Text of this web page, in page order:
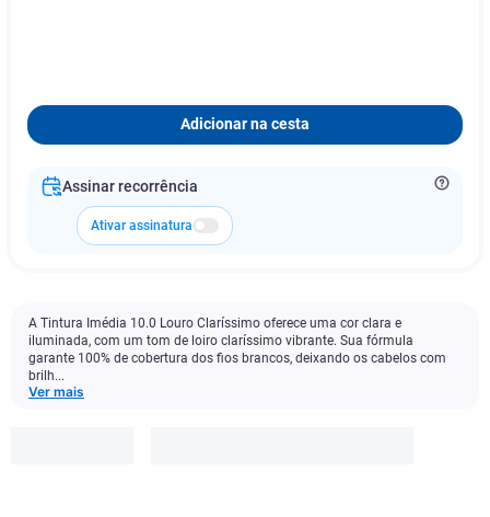
Adicionar na cesta
Assinar recorrência
Ativar assinatura
A Tintura Imédia 10.0 Louro Claríssimo oferece uma cor clara e
iluminada, com um tom de loiro claríssimo vibrante. Sua fórmula
garante 100% de cobertura dos fios brancos, deixando os cabelos com
brilh...
Ver mais